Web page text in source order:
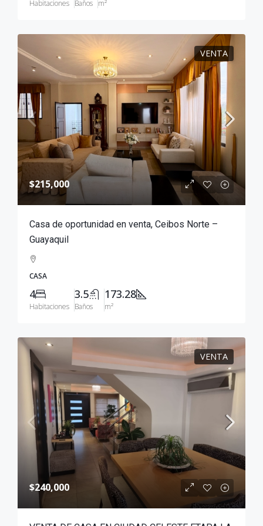
Habitaciones Baños m²
VENTA
$215,000
Casa de oportunidad en venta, Ceibos Norte –
Guayaquil
CASA
4
Habitaciones
3.5
Baños
173.28
m²
VENTA
$240,000